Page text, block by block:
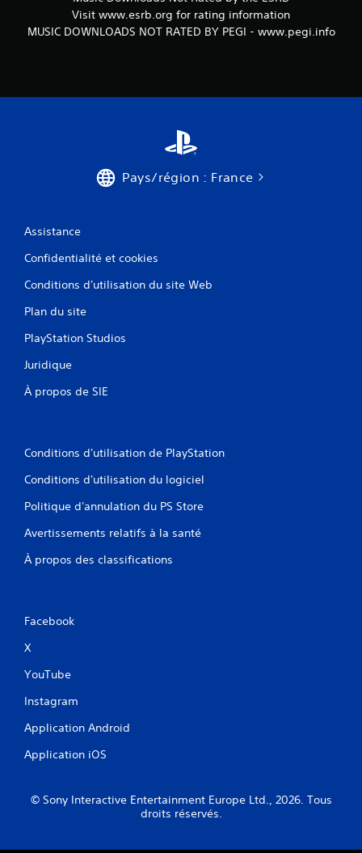
Visit www.esrb.org for rating information
MUSIC DOWNLOADS NOT RATED BY PEGI - www.pegi.info
Pays/région : France
Assistance
Confidentialité et cookies
Conditions d'utilisation du site Web
Plan du site
PlayStation Studios
Juridique
À propos de SIE
Conditions d'utilisation de PlayStation
Conditions d'utilisation du logiciel
Politique d'annulation du PS Store
Avertissements relatifs à la santé
À propos des classifications
Facebook
X
YouTube
Instagram
Application Android
Application iOS
© Sony Interactive Entertainment Europe Ltd., 2026. Tous
droits réservés.